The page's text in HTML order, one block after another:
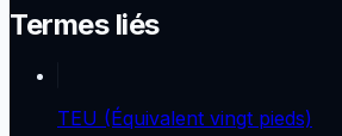
Termes liés
TEU (Équivalent vingt pieds)